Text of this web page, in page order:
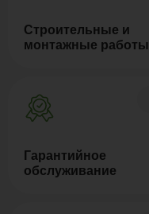
Строительные и
монтажные работы
Гарантийное
обслуживание